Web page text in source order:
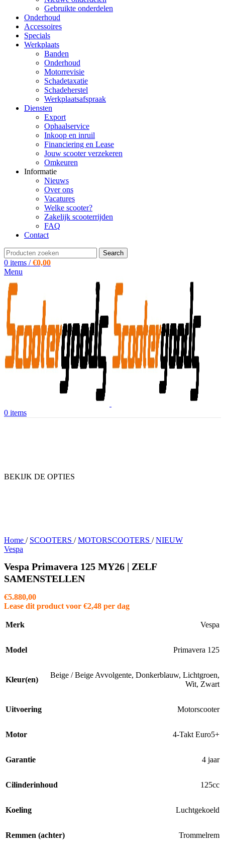
Gebruikte onderdelen
Onderhoud
Accessoires
Specials
Werkplaats
Banden
Onderhoud
Motorrevisie
Schadetaxatie
Schadeherstel
Werkplaatsafspraak
Diensten
Export
Ophaalservice
Inkoop en inruil
Financiering en Lease
Jouw scooter verzekeren
Omkeuren
Informatie
Nieuws
Over ons
Vacatures
Welke scooter?
Zakelijk scooterrijden
FAQ
Contact
Search
0 items / €0,00
Menu
0 items
BEKIJK DE OPTIES
Home / SCOOTERS / MOTORSCOOTERS / NIEUW
Vespa
Vespa Primavera 125 MY26 | ZELF
SAMENSTELLEN
€5.880,00
Lease dit product voor €2,48 per dag
Merk Vespa
Model Primavera 125
Kleur(en)
Beige / Beige Avvolgente, Donkerblauw, Lichtgroen,
Wit, Zwart
Uitvoering Motorscooter
Motor 4-Takt Euro5+
Garantie 4 jaar
Cilinderinhoud 125cc
Koeling Luchtgekoeld
Remmen (achter) Trommelrem